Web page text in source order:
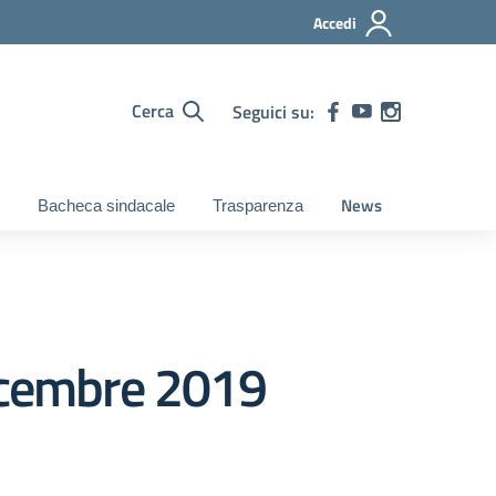
Accedi
Cerca Seguici su:
Bacheca sindacale Trasparenza News
2019